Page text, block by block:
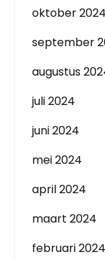
oktober 2024
september
augustus
juli 2024
juni 2024
mei 2024
april 2024
maart 2024
februari 2024